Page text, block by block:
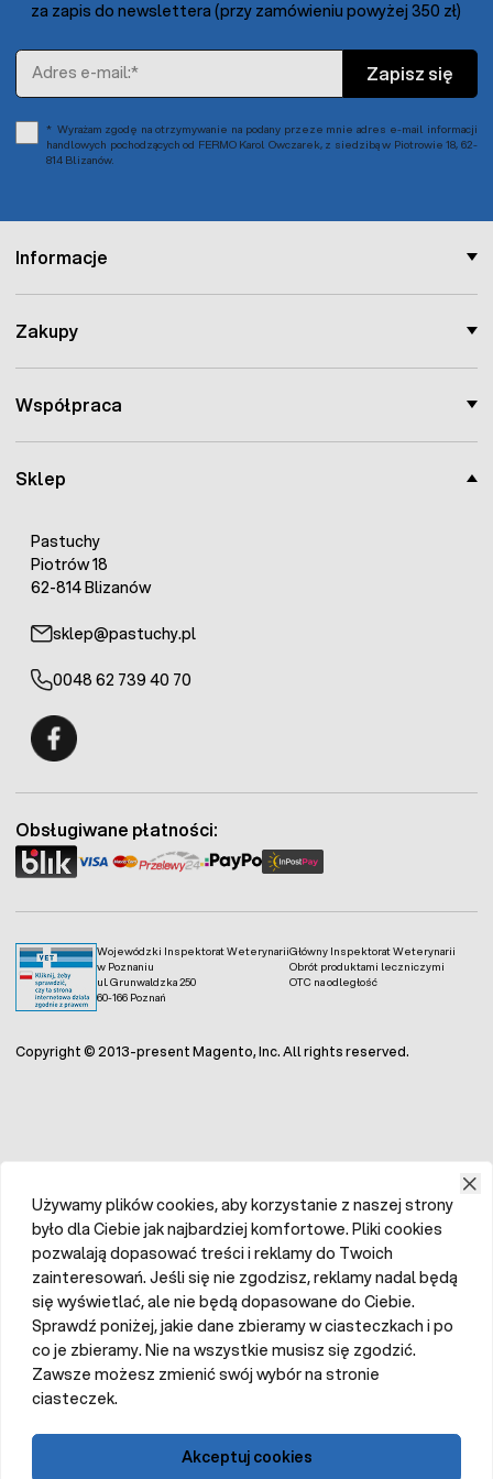
Sklep
Pastuchy
Piotrów 18
62-814 Blizanów
sklep@pastuchy.pl
0048 62 739 40 70
Informacje
Zakupy
Współpraca
za zapis do newslettera (przy zamówieniu powyżej 350 zł)
Adres e-mail
Zapisz się
Wyrażam zgodę na otrzymywanie na podany przeze mnie adres e-mail informacji
handlowych pochodzących od FERMO Karol Owczarek, z siedzibą w Piotrowie 18, 62-
814 Blizanów.
Wojewódzki Inspektorat Weterynarii
w Poznaniu
ul. Grunwaldzka 250
60-166 Poznań
Główny Inspektorat Weterynarii
Obrót produktami leczniczymi
OTC na odległość
Obsługiwane płatności:
Copyright © 2013-present Magento, Inc. All rights reserved.
Używamy plików cookies, aby korzystanie z naszej strony
było dla Ciebie jak najbardziej komfortowe. Pliki cookies
pozwalają dopasować treści i reklamy do Twoich
zainteresowań. Jeśli się nie zgodzisz, reklamy nadal będą
się wyświetlać, ale nie będą dopasowane do Ciebie.
Sprawdź poniżej, jakie dane zbieramy w ciasteczkach i po
co je zbieramy. Nie na wszystkie musisz się zgodzić.
Zawsze możesz zmienić swój wybór na stronie
ciasteczek.
Akceptuj cookies